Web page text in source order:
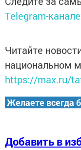
Telegram-канале
Читайте
национальном
https://max.ru/
Желаете всегда
Добавить в